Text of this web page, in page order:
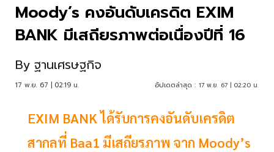
Moody’s คงอันดับเครดิต EXIM
BANK มีเสถียรภาพต่อเนื่องปีที่ 16
By ฐานเศรษฐกิจ
17 พ.ย. 67 | 02:19 น. อัปเดตล่าสุด : 17 พ.ย. 67 | 02:20 น.
EXIM BANK ได้รับการคงอันดับเครดิต
สากลที่ Baa1 มีเสถียรภาพ จาก Moody’s